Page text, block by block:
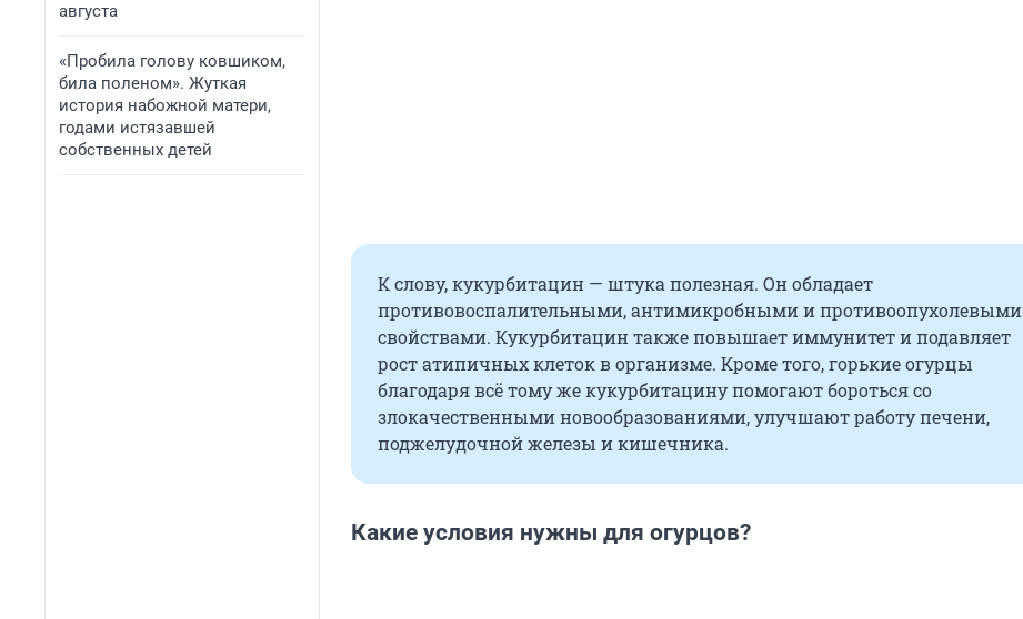
августа
«Пробила голову ковшиком,
била поленом». Жуткая
история набожной матери,
годами истязавшей
собственных детей
К слову, кукурбитацин — штука полезная. Он обладает
противовоспалительными, антимикробными и противоопухолевыми
свойствами. Кукурбитацин также повышает иммунитет и подавляет
рост атипичных клеток в организме. Кроме того, горькие огурцы
благодаря всё тому же кукурбитацину помогают бороться со
злокачественными новообразованиями, улучшают работу печени,
поджелудочной железы и кишечника.
Какие условия нужны для огурцов?